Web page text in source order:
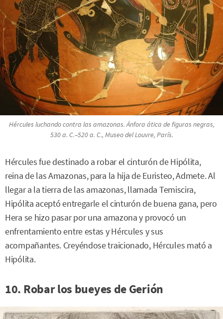
Hércules luchando contra las amazonas. Ánfora ática de figuras negras,
530 a. C.–520 a. C., Museo del Louvre, París.
Hércules fue destinado a robar el cinturón de Hipólita,
reina de las Amazonas, para la hija de Euristeo, Admete. Al
llegar a la tierra de las amazonas, llamada Temiscira,
Hipólita aceptó entregarle el cinturón de buena gana, pero
Hera se hizo pasar por una amazona y provocó un
enfrentamiento entre estas y Hércules y sus
acompañantes. Creyéndose traicionado, Hércules mató a
Hipólita.
10. Robar los bueyes de Gerión